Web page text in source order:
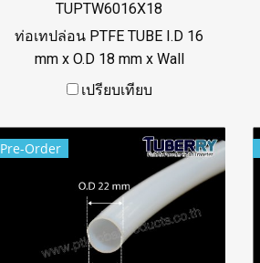
TUPTW6016X18
ท่อเทปล่อน PTFE TUBE I.D 16
mm x O.D 18 mm x Wall
Thickness 1 mm ทนสารเคมีได้
up to +260ºC ผิวลื่น (non-stick)
ฟู้ดเกรด FDA ทน UV แสงแดด
และสภาพแวดล้อมได้ดี Tel:
022577145 / 0926568846 LINE
OA : @ptiglobal
เปรียบเทียบ
Pre-Order